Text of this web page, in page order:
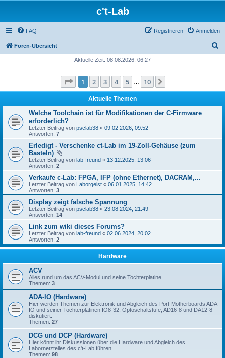
c't-Lab
FAQ Anmelden
Registrieren
Foren-Übersicht
e
Aktuelle Zeit: 08.08.2026, 06:27
Seite 1von 10
1 2 3 4 5 10
Aktuelle Themen
Welche Toolchain ist für Modifikationen der C-Firmware
erforderlich?
Letzter Beitrag von psclab38 « 09.02.2026, 09:52
Antworten: 7
Erledigt - Verschenke ct-Lab im 19-Zoll-Gehäuse (zum
Basteln)
Letzter Beitrag von lab-freund « 13.12.2025, 13:06
Antworten: 2
Verkaufe c-Lab: FPGA, IFP (ohne Ethernet), DACRAM,...
Letzter Beitrag von Laborgeist « 06.01.2025, 14:42
Antworten: 3
Display zeigt falsche Spannung
Letzter Beitrag von psclab38 « 23.08.2024, 21:49
Antworten: 14
Link zum wiki dieses Forums?
Letzter Beitrag von lab-freund « 02.06.2024, 20:02
Antworten: 2
Hardware
ACV
Alles rund um das ACV-Modul und seine Tochterplatine
Themen: 3
ADA-IO (Hardware)
Hier werden Themen zur Elektronik und Abgleich des Port-Motherboards ADA-
IO und seiner Tochterplatinen IO8-32, Optoschaltstufe, AD16-8 und DA12-8
diskutiert.
Themen: 27
DCG und DCP (Hardware)
Hier könnt ihr Diskussionen über die Hardware und Abgleich des
Labornetzteiles des c't-Lab führen.
Themen: 98